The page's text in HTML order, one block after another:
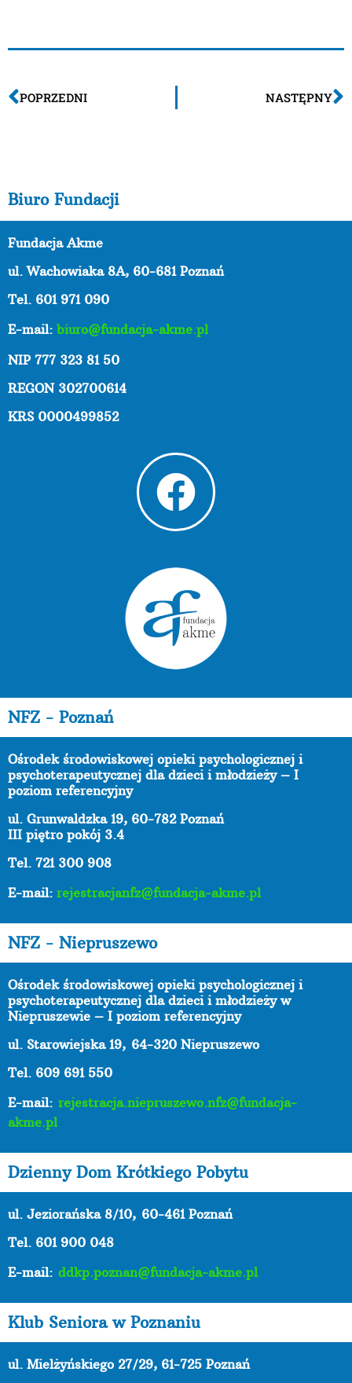
POPRZEDNI NASTĘPNY
Biuro Fundacji
Fundacja Akme
ul. Wachowiaka 8A, 60-681 Poznań
Tel. 601 971 090
E-mail: biuro@fundacja-akme.pl
NIP 777 323 81 50
REGON 302700614
KRS 0000499852
NFZ - Poznań
Ośrodek środowiskowej opieki psychologicznej i
psychoterapeutycznej dla dzieci i młodzieży – I
poziom referencyjny
ul. Grunwaldzka 19, 60-782 Poznań
III piętro pokój 3.4
Tel. 721 300 908
E-mail: rejestracjanfz@fundacja-akme.pl
NFZ - Niepruszewo
Ośrodek środowiskowej opieki psychologicznej i
psychoterapeutycznej dla dzieci i młodzieży w
Niepruszewie – I poziom referencyjny
ul. Starowiejska 19, 64-320 Niepruszewo
Tel. 609 691 550
E-mail: rejestracja.niepruszewo.nfz@fundacja-
akme.pl
Dzienny Dom Krótkiego Pobytu
ul. Jeziorańska 8/10, 60-461 Poznań
Tel. 601 900 048
E-mail: ddkp.poznan@fundacja-akme.pl
Klub Seniora w Poznaniu
ul. Mielżyńskiego 27/29, 61-725 Poznań